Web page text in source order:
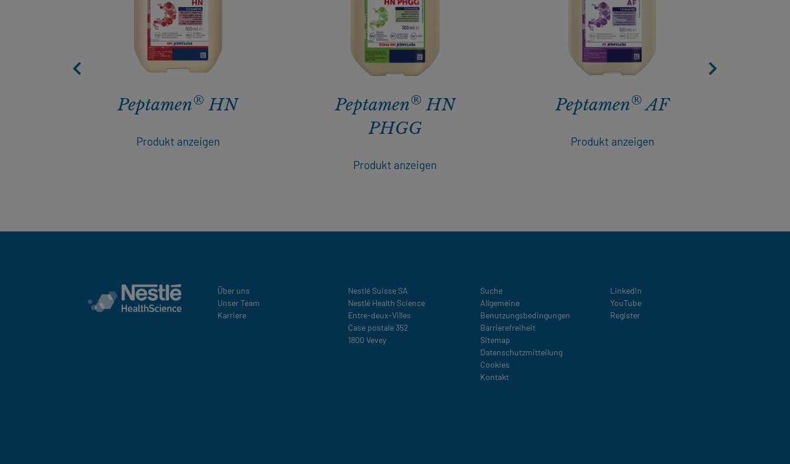
Peptamen® HN
Produkt anzeigen
Peptamen® HN
PHGG​
Produkt anzeigen
Peptamen®AF
Produkt anzeigen
Über uns
Unser Team
Karriere
Nestlé Suisse SA
Nestlé Health Science
Entre-deux-Villes
Case postale 352
1800 Vevey
Legal
Suche
Allgemeine
Benutzungsbedingungen
Barrierefreiheit
Sitemap
Datenschutzmitteilung
Cookies
Kontakt
Social
LinkedIn
YouTube
Register